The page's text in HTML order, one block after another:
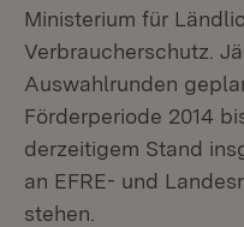
Ministerium für
Verbraucherschutz.
Auswahlrunden
Förderperiode 2014
derzeitigem Stand
an EFRE- und
stehen.